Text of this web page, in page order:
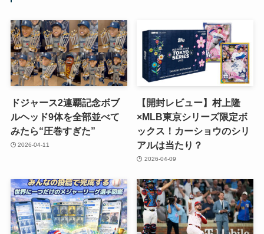
ドジャース2連覇記念ボブ
ルヘッド9体を全部並べて
みたら“圧巻すぎた”
2026-04-11
【開封レビュー】村上隆
×MLB東京シリーズ限定ボ
ックス！カーショウのシリ
アルは当たり？
2026-04-09